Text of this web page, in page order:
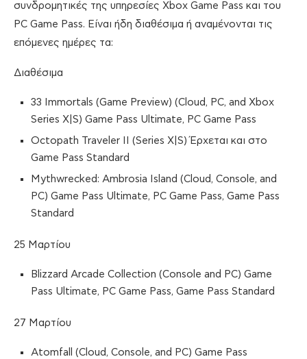
συνδρομητικές της υπηρεσίες Xbox Game Pass και του
PC Game Pass. Είναι ήδη διαθέσιμα ή αναμένονται τις
επόμενες ημέρες τα:
Διαθέσιμα
33 Immortals (Game Preview) (Cloud, PC, and Xbox
Series X|S) Game Pass Ultimate, PC Game Pass
Octopath Traveler II (Series X|S) Έρχεται και στο
Game Pass Standard
Mythwrecked: Ambrosia Island (Cloud, Console, and
PC) Game Pass Ultimate, PC Game Pass, Game Pass
Standard
25 Μαρτίου
Blizzard Arcade Collection (Console and PC) Game
Pass Ultimate, PC Game Pass, Game Pass Standard
27 Μαρτίου
Atomfall (Cloud, Console, and PC) Game Pass